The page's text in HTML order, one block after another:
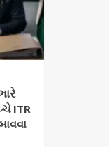
ITR